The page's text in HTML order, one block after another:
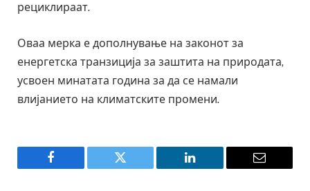
рециклираат.
Оваа мерка е дополнување на законот за
енергетска транзиција за заштита на природата,
усвоен минатата година за да се намали
влијанието на климатските промени.
Facebook Twitter LinkedIn Email